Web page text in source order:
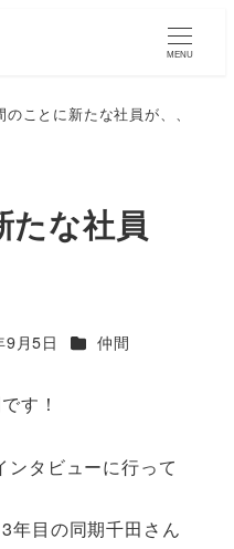
MENU
のことに新たな社員が、、
たな社員
月5日 カテゴリー
仲間
す！
ンタビューに行って
年目の同期千田さん